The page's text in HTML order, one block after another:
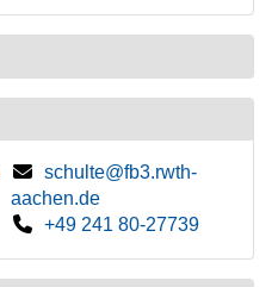
schulte@fb3.rwth-
aachen.de
+49 241 80-27739